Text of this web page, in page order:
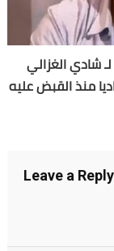
لـ شادي الغزالي
Leave a Reply